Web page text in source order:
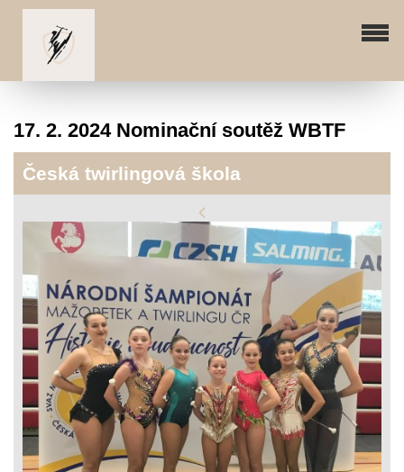
17. 2. 2024 Nominační soutěž WBTF
Česká twirlingová škola